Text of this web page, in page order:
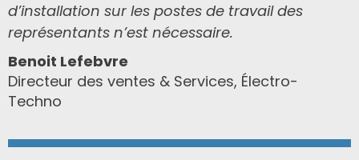
d’installation sur les postes de travail des
représentants n’est nécessaire.
Benoit Lefebvre
Directeur des ventes & Services, Électro-
Techno